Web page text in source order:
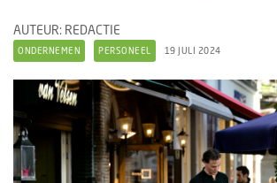
Nieuwe lunchrooms
Columns
Groots ondernemen
AUTEUR: REDACTIE
ONDERNEMEN PERSONEEL 19 JULI 2024